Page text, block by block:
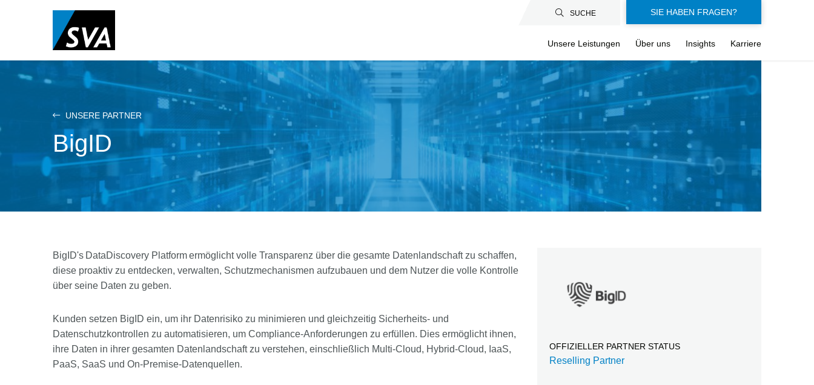
SUCHE SIE HABEN FRAGEN?
Unsere Leistungen Über uns Insights Karriere
UNSERE PARTNER
BigID
BigID's DataDiscovery Platform ermöglicht volle Transparenz über die gesamte Datenlandschaft zu schaffen,
diese proaktiv zu entdecken, verwalten, Schutzmechanismen aufzubauen und dem Nutzer die volle Kontrolle
über seine Daten zu geben.
Kunden setzen BigID ein, um ihr Datenrisiko zu minimieren und gleichzeitig Sicherheits- und
Datenschutzkontrollen zu automatisieren, um Compliance-Anforderungen zu erfüllen. Dies ermöglicht ihnen,
ihre Daten in ihrer gesamten Datenlandschaft zu verstehen, einschließlich Multi-Cloud, Hybrid-Cloud, IaaS,
PaaS, SaaS und On-Premise-Datenquellen.
OFFIZIELLER PARTNER STATUS
Reselling Partner